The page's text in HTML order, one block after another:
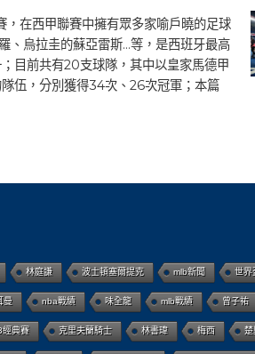
在西甲聯賽中擁有眾多家喻戶曉的足球
、烏拉圭的蘇亞雷斯…等，是西班牙最高
目前共有20支球隊，其中以皇家馬德甲
伍，分別獲得34次、26次冠軍；本篇
林庭謙 波士頓塞爾提克 mlb新聞 世界
曼 nba戰績 味全龍 mlb戰績 曾子祐
經典賽 克里夫蘭騎士 林書瑋 梅西 楚